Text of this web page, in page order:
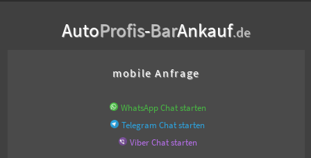
AutoProfis-BarAnkauf.de
mobile Anfrage
WhatsApp Chat starten
Telegram Chat starten
Viber Chat starten